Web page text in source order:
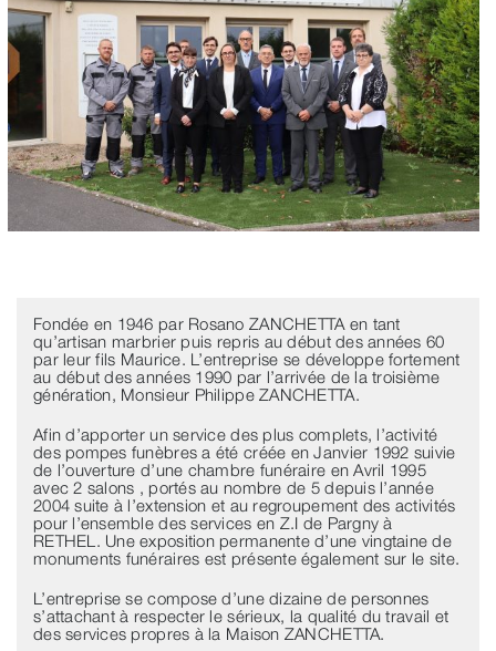
Fondée en 1946 par Rosano ZANCHETTA en tant
qu’artisan marbrier puis repris au début des années 60
par leur fils Maurice. L’entreprise se développe fortement
au début des années 1990 par l’arrivée de la troisième
génération, Monsieur Philippe ZANCHETTA.
Afin d’apporter un service des plus complets, l’activité
des pompes funèbres a été créée en Janvier 1992 suivie
de l’ouverture d’une chambre funéraire en Avril 1995
avec 2 salons , portés au nombre de 5 depuis l’année
2004 suite à l’extension et au regroupement des activités
pour l’ensemble des services en Z.I de Pargny à
RETHEL. Une exposition permanente d’une vingtaine de
monuments funéraires est présente également sur le site.
L’entreprise se compose d’une dizaine de personnes
s’attachant à respecter le sérieux, la qualité du travail et
des services propres à la Maison ZANCHETTA.